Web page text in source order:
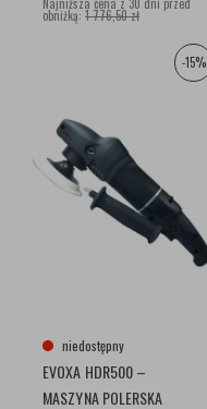
obniżką: 1 776,50 zł
-15%
niedostępny
EVOXA HDR500 –
MASZYNA POLERSKA